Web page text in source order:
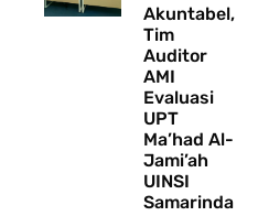
Akuntabel,
Tim
Auditor
AMI
Evaluasi
UPT
Ma’had Al-
Jami’ah
UINSI
Samarinda